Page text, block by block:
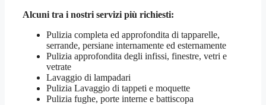
Alcuni tra i nostri servizi più richiesti:
Pulizia completa ed approfondita di tapparelle,
serrande, persiane internamente ed esternamente
Pulizia approfondita degli infissi, finestre, vetri e
vetrate
Lavaggio di lampadari
Pulizia Lavaggio di tappeti e moquette
Pulizia fughe, porte interne e battiscopa